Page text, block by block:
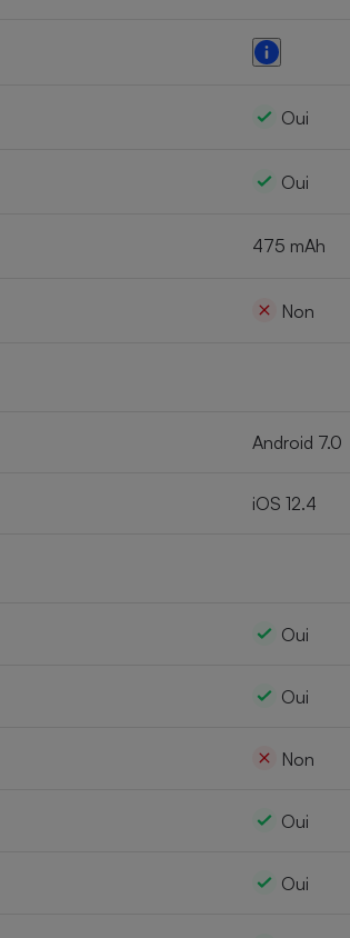
Oui
Oui
475 mAh
Non
Android 7.0
iOS 12.4
Oui
Oui
Non
Oui
Oui